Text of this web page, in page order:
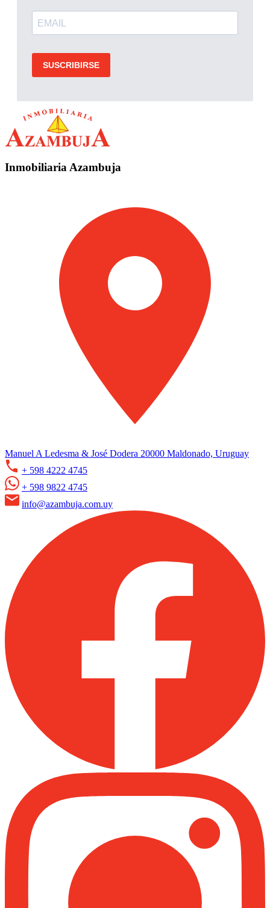
Inmobiliaria Azambuja
Manuel A Ledesma & José Dodera 20000 Maldonado, Uruguay
+ 598 4222 4745
+ 598 9822 4745
info@azambuja.com.uy